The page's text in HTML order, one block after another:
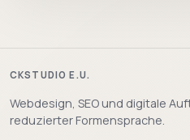
CKSTUDIO E.U.
Webdesign, SEO und digitale
reduzierter Formensprache.